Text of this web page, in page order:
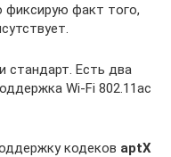
фиксирую факт того,
стандарт. Есть два
Wi-Fi 802.11ac
кодеков aptX